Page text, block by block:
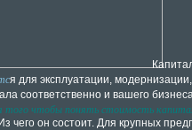
я для эксплуатации,
соответственно и вашего
того чтобы понять стоимость
чего он состоит. Для крупных